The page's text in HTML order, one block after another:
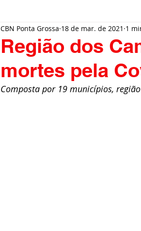
Emprego Campos Gerais
Rodovias Agronegócio Meio
Região dos
mortes pela
CBN Ponta Grossa 18 de mar. de 2021 1
Composta por 19 municípios,